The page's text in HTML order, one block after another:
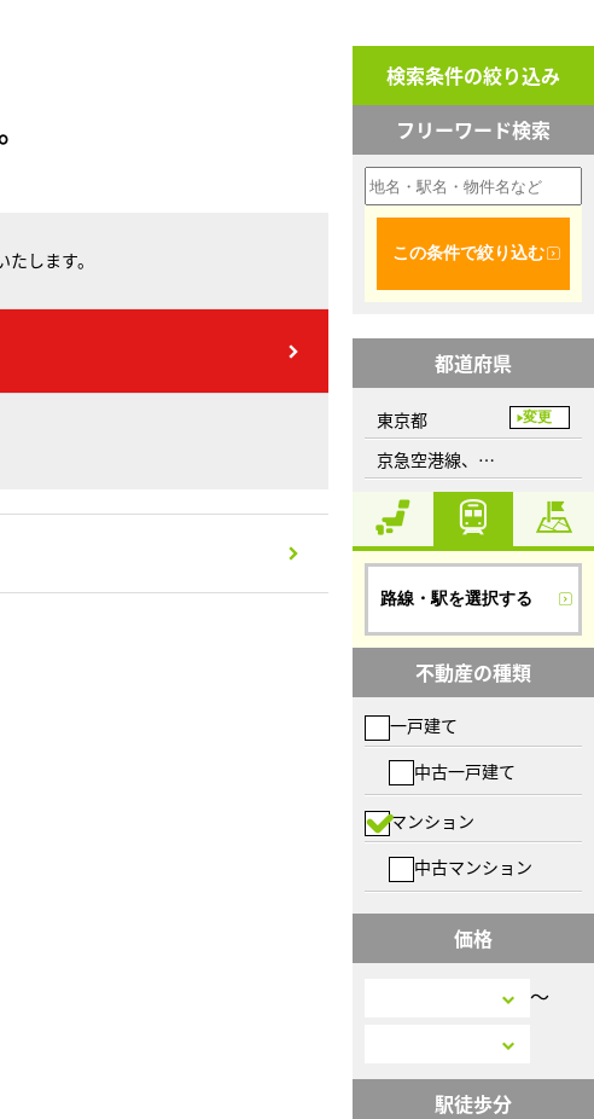
します。
検索条件の絞り込み
フリーワード検索
この条件で絞り込む
都道府県
東京都 変更
京急空港線、京急蒲田駅
路線・駅を選択する
不動産の種類
一戸建て
中古一戸建て
マンション
中古マンション
価格
〜
駅徒歩分